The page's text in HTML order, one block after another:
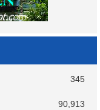
345
90,913